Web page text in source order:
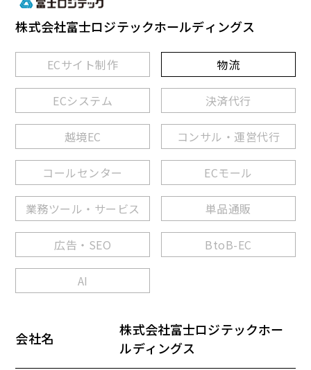
株式会社富士ロジテックホールディングス
ECサイト制作 物流
ECシステム 決済代行
越境EC コンサル・運営代行
コールセンター ECモール
業務ツール・サービス 単品通販
広告・SEO BtoB-EC
AI
会社名
株式会社富士ロジテックホー
ルディングス